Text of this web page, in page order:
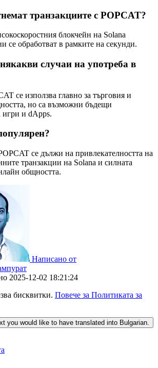
транзакциите с POPCAT?
блокчейн на Solana
се обработват в рамките на секунди.
случаи на употреба в
се използва главно за търговия и
но са възможни бъдещи
и dApps.
се дължи на привлекателността на
транзакции на Solana и силната
общността.
Написано от
2025-12-02 18:21:24
бисквитки. Повече за Политиката за
you would like to have translated into Bulgarian.